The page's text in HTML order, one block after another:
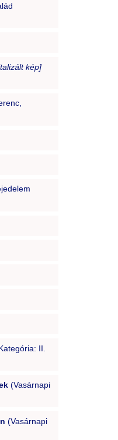
kép]
II.
(Vasárnapi
(Vasárnapi